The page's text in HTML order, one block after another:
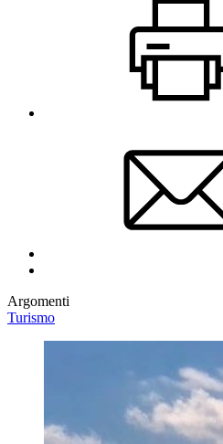
Argomenti
Turismo